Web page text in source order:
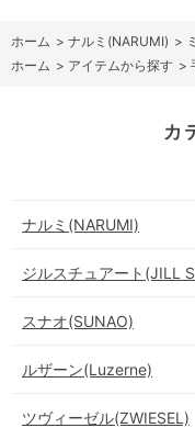
ホーム > ナルミ(NARUMI) >
ホーム > アイテムから探す >
カ
ナルミ(NARUMI)
ジルスチュアート(JILL
スナオ(SUNAO)
ルザーン(Luzerne)
ツヴィーゼル(ZWIESEL)